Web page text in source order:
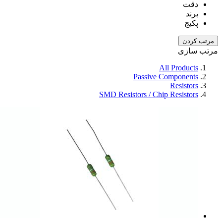
دقت
برند
پکیج
مرتب کردن
مرتب سازی
All Products
Passive Components
Resistors
SMD Resistors / Chip Resistors